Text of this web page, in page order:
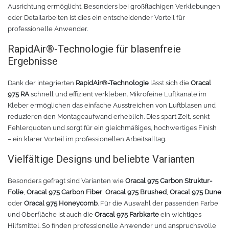
Ausrichtung ermöglicht. Besonders bei großflächigen Verklebungen
oder Detailarbeiten ist dies ein entscheidender Vorteil für
professionelle Anwender.
RapidAir®-Technologie für blasenfreie
Ergebnisse
Dank der integrierten RapidAir®-Technologie lässt sich die Oracal
975 RAschnell und effizient verkleben. Mikrofeine Luftkanäle im
Kleber ermöglichen das einfache Ausstreichen von Luftblasen und
reduzieren den Montageaufwand erheblich. Dies spart Zeit, senkt
Fehlerquoten und sorgt für ein gleichmäßiges, hochwertiges Finish
– ein klarer Vorteil im professionellen Arbeitsalltag.
Vielfältige Designs und beliebte Varianten
Besonders gefragt sind Varianten wie Oracal 975 Carbon Struktur-
Folie, Oracal 975 Carbon Fiber, Oracal 975 Brushed, Oracal 975 Dune
oder Oracal 975 Honeycomb. Für die Auswahl der passenden Farbe
und Oberfläche ist auch die Oracal 975 Farbkarte ein wichtiges
Hilfsmittel. So finden professionelle Anwender und anspruchsvolle